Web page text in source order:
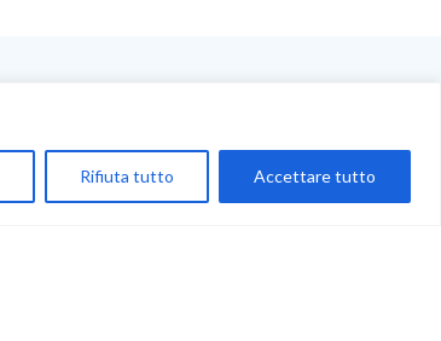
Rifiuta tutto Accettare tutto